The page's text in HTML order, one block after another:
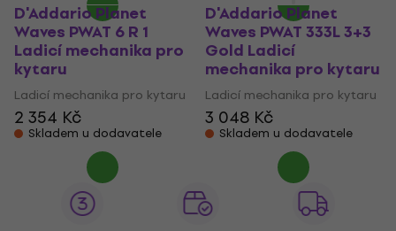
D'Addario Planet
Waves PWAT 6 R 1
Ladicí mechanika pro
kytaru
Ladicí mechanika pro kytaru
2 354 Kč
Skladem u dodavatele
D'Addario Planet
Waves PWAT 333L 3+3
Gold Ladicí
mechanika pro kytaru
Ladicí mechanika pro kytaru
3 048 Kč
Skladem u dodavatele